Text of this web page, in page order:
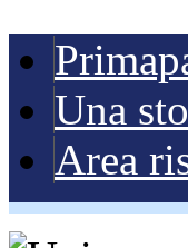
Una
Area